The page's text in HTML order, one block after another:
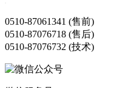
0510-87061341 (售前)
0510-87076718 (售后)
0510-87076732 (技术)